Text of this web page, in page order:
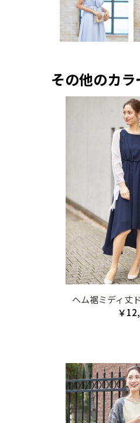
その他のカラ
ヘム裾ミディ丈
￥